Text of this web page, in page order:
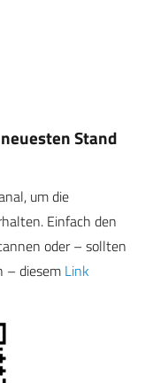
Stand
um die
Einfach den
oder – sollten
– diesem Link